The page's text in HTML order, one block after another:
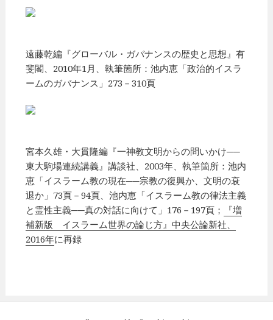
遠藤乾編『グローバル・ガバナンスの歴史と思想』有
斐閣、2010年1月、執筆箇所：池内恵「政治的イスラ
ームのガバナンス」273－310頁
宮本久雄・大貫隆編『一神教文明からの問いかけ──
東大駒場連続講義』講談社、2003年、執筆箇所：池内
恵「イスラーム教の現在──宗教の復興か、文明の衰
退か」73頁－94頁、池内恵「イスラーム教の律法主義
と霊性主義──真の対話に向けて」176－197頁；
『増
補新版 イスラーム世界の論じ方』中央公論新社、
2016年に再録